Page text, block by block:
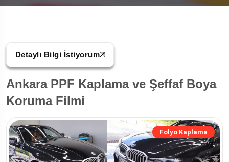
Detaylı Bilgi İstiyorum
Ankara PPF Kaplama ve Şeffaf Boya
Koruma Filmi
Folyo Kaplama